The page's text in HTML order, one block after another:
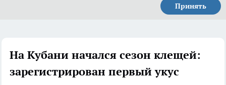
Принять
На Кубани начался сезон клещей:
зарегистрирован первый укус